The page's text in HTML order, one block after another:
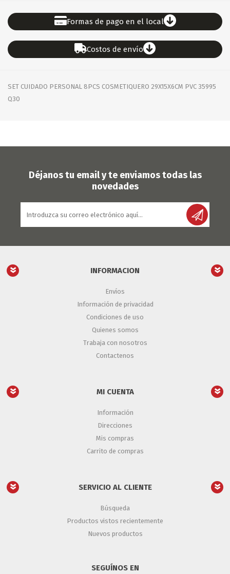
Formas de pago en el local
Costos de envío
SET CUIDADO PERSONAL 8PCS COSMETIQUERO 29X15X6CM PVC 35995
Q30
Déjanos tu email y te enviamos todas las
novedades
INFORMACION
Envíos
Información de privacidad
Condiciones de uso
Quienes somos
Trabaja con nosotros
Contactenos
MI CUENTA
Información
Direcciones
Mis compras
Carrito de compras
SERVICIO AL CLIENTE
Búsqueda
Productos vistos recientemente
Nuevos productos
SEGUÍNOS EN